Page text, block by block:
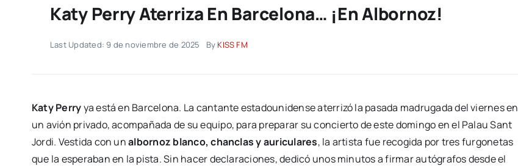
Katy Perry Aterriza En Barcelona… ¡en Albornoz!
Last Updated: 9 de noviembre de 2025 By KISS FM
Katy Perryya está en Barcelona. La cantante estadounidense aterrizó la pasada madrugada del viernes en
un avión privado, acompañada de su equipo, para preparar su concierto de este domingo en el Palau Sant
Jordi. Vestida con unalbornoz blanco, chanclas y auriculares, la artista fue recogida por tres furgonetas
que la esperaban en la pista. Sin hacer declaraciones, dedicó unos minutos a firmar autógrafos desde el